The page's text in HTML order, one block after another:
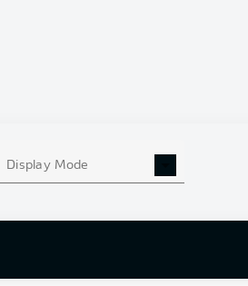
Display Mode